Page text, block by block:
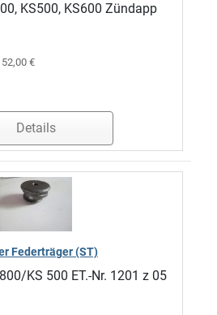
KS500, KS600 Zündapp
52,00 €
Details
Federträger (ST)
KS 500 ET.-Nr. 1201 z 05